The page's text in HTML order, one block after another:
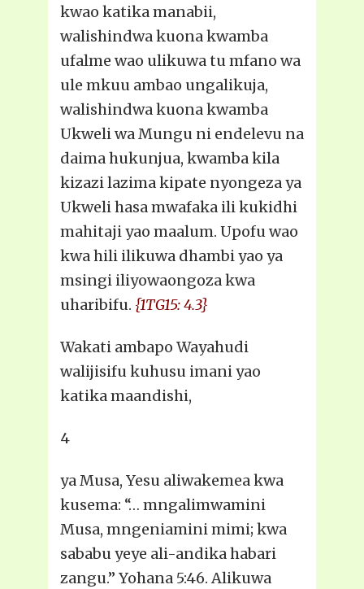
kwao katika manabii,
walishindwa kuona kwamba
ufalme wao ulikuwa tu mfano wa
ule mkuu ambao ungalikuja,
walishindwa kuona kwamba
Ukweli wa Mungu ni endelevu na
daima hukunjua, kwamba kila
kizazi lazima kipate nyongeza ya
Ukweli hasa mwafaka ili kukidhi
mahitaji yao maalum. Upofu wao
kwa hili ilikuwa dhambi yao ya
msingi iliyowaongoza kwa
uharibifu. {1TG15: 4.3}
Wakati ambapo Wayahudi
walijisifu kuhusu imani yao
katika maandishi,
4
ya Musa, Yesu aliwakemea kwa
kusema: “… mngalimwamini
Musa, mngeniamini mimi; kwa
sababu yeye ali-andika habari
zangu.” Yohana 5:46. Alikuwa